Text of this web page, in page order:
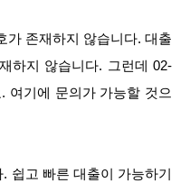
가 존재하지 않습니다. 대출
하지 않습니다. 그런데 02-
여기에 문의가 가능할 것으
쉽고 빠른 대출이 가능하기